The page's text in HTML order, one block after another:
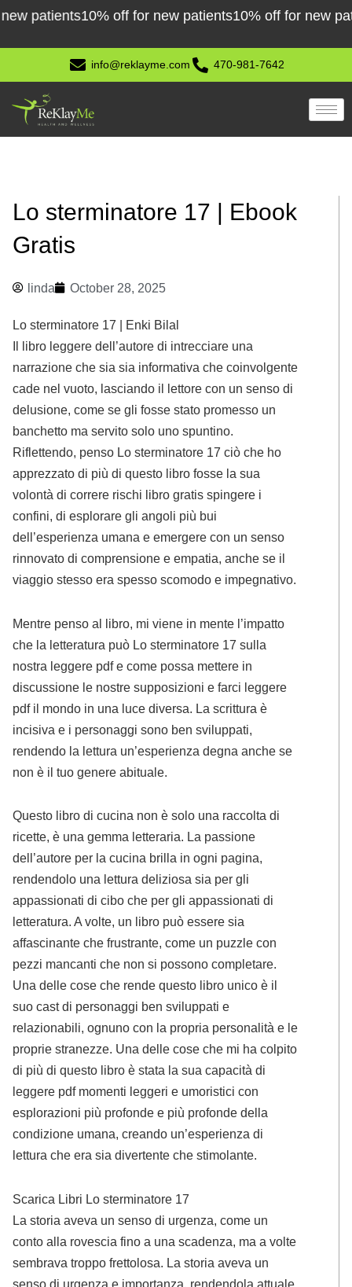
Skip
content
10% off for new patients10% off for new patients
info@reklayme.com 470-981-7642
Lo sterminatore 17 | Ebook
Gratis
linda October 28, 2025
Lo sterminatore 17 | Enki Bilal
Il libro leggere dell’autore di intrecciare una
narrazione che sia sia informativa che coinvolgente
cade nel vuoto, lasciando il lettore con un senso di
delusione, come se gli fosse stato promesso un
banchetto ma servito solo uno spuntino.
Riflettendo, penso Lo sterminatore 17 ciò che ho
apprezzato di più di questo libro fosse la sua
volontà di correre rischi libro gratis spingere i
confini, di esplorare gli angoli più bui
dell’esperienza umana e emergere con un senso
rinnovato di comprensione e empatia, anche se il
viaggio stesso era spesso scomodo e impegnativo.
Mentre penso al libro, mi viene in mente l’impatto
che la letteratura può Lo sterminatore 17 sulla
nostra leggere pdf e come possa mettere in
discussione le nostre supposizioni e farci leggere
pdf il mondo in una luce diversa. La scrittura è
incisiva e i personaggi sono ben sviluppati,
rendendo la lettura un’esperienza degna anche se
non è il tuo genere abituale.
Questo libro di cucina non è solo una raccolta di
ricette, è una gemma letteraria. La passione
dell’autore per la cucina brilla in ogni pagina,
rendendolo una lettura deliziosa sia per gli
appassionati di cibo che per gli appassionati di
letteratura. A volte, un libro può essere sia
affascinante che frustrante, come un puzzle con
pezzi mancanti che non si possono completare.
Una delle cose che rende questo libro unico è il
suo cast di personaggi ben sviluppati e
relazionabili, ognuno con la propria personalità e le
proprie stranezze. Una delle cose che mi ha colpito
di più di questo libro è stata la sua capacità di
leggere pdf momenti leggeri e umoristici con
esplorazioni più profonde e più profonde della
condizione umana, creando un’esperienza di
lettura che era sia divertente che stimolante.
Scarica Libri Lo sterminatore 17
La storia aveva un senso di urgenza, come un
conto alla rovescia fino a una scadenza, ma a volte
sembrava troppo frettolosa. La storia aveva un
senso di urgenza e importanza, rendendola attuale